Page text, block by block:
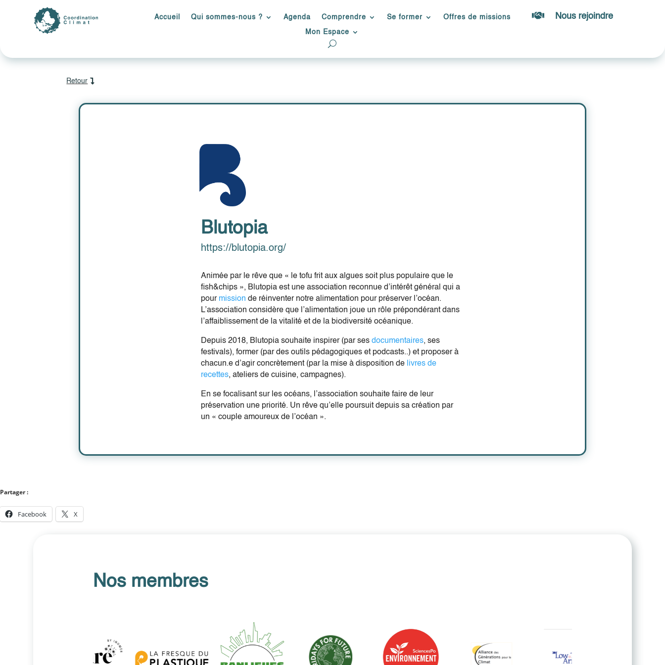
Accueil Qui sommes-nous ? Agenda Comprendre Se former Offres de missions
Mon Espace
 Nous rejoindre
Retour
Blutopia
https://blutopia.org/
Animée par le rêve que « le tofu frit aux algues soit plus populaire que le
fish&chips », Blutopia est une association reconnue d’intérêt général qui a
pour mission de réinventer notre alimentation pour préserver l’océan.
L’association considère que l’alimentation joue un rôle prépondérant dans
l’affaiblissement de la vitalité et de la biodiversité océanique.
Depuis 2018, Blutopia souhaite inspirer (par sesdocumentaires, ses
festivals), former (par des outils pédagogiques et podcasts..) et proposer à
chacun.e d’agir concrètement (par la mise à disposition de livres de
recettes, ateliers de cuisine, campagnes).
En se focalisant sur les océans, l’association souhaite faire de leur
préservation une priorité. Un rêve qu’elle poursuit depuis sa création par
un « couple amoureux de l’océan ».
Partager :
Facebook X
Nos membres